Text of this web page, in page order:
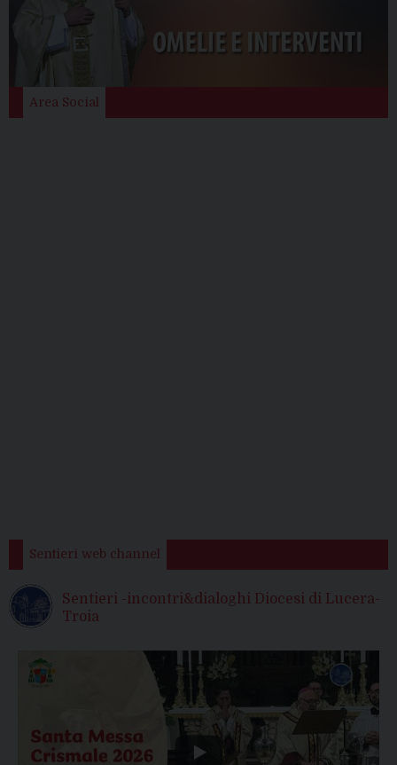
Area Social
Sentieri web channel
Sentieri -incontri&dialoghi Diocesi di Lucera-
Troia